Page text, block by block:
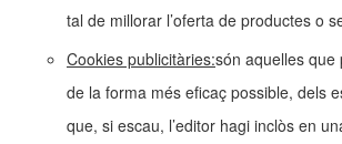
tal de millorar l’oferta de productes o
Cookies publicitàries:són aquelles que
de la forma més eficaç possible, dels
que, si escau, l’editor hagi inclòs en